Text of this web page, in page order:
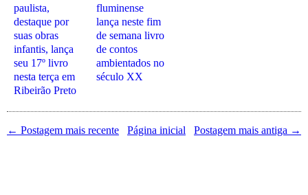
paulista,
destaque por
suas obras
infantis, lança
seu 17º livro
nesta terça em
Ribeirão Preto
fluminense
lança neste fim
de semana livro
de contos
ambientados no
século XX
← Postagem mais recente Postagem mais antiga →
Página inicial